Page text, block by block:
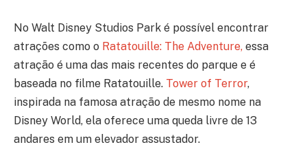
No Walt Disney Studios Park é possível encontrar
atrações como o Ratatouille: The Adventure, essa
atração é uma das mais recentes do parque e é
baseada no filme Ratatouille. Tower of Terror,
inspirada na famosa atração de mesmo nome na
Disney World, ela oferece uma queda livre de 13
andares em um elevador assustador.